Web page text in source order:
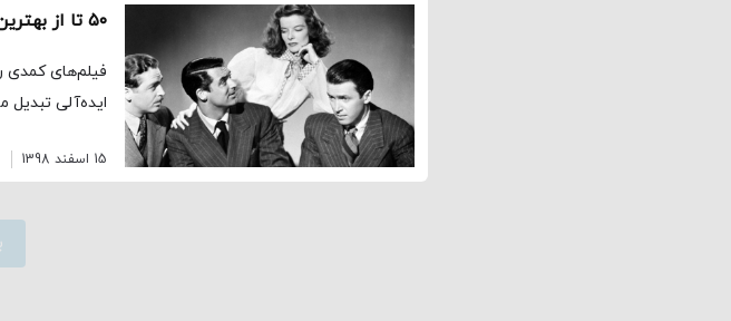
۵۰ تا از بهترین فیلم‌ های کمدی رمانتیک تمام دوران
فیلم‌های کمدی
ایده‌آلی تبدیل
15 اسفند 1398